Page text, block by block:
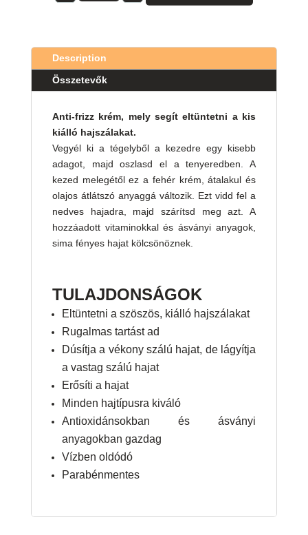
Description
Összetevők
Anti-frizz krém, mely segít eltüntetni a kis
kiálló hajszálakat.
Vegyél ki a tégelyből a kezedre egy kisebb
adagot, majd oszlasd el a tenyeredben. A
kezed melegétől ez a fehér krém, átalakul
és olajos átlátszó anyaggá változik. Ezt vidd
fel a nedves hajadra, majd szárítsd meg
azt. A hozzáadott vitaminokkal és ásványi
anyagok, sima fényes hajat kölcsönöznek.
TULAJDONSÁGOK
Eltüntetni a szöszös, kiálló
hajszálakat
Rugalmas tartást ad
Dúsítja a vékony szálú hajat, de
lágyítja a vastag szálú hajat
Erősíti a hajat
Minden hajtípusra kiváló
Antioxidánsokban és ásványi
anyagokban gazdag
Vízben oldódó